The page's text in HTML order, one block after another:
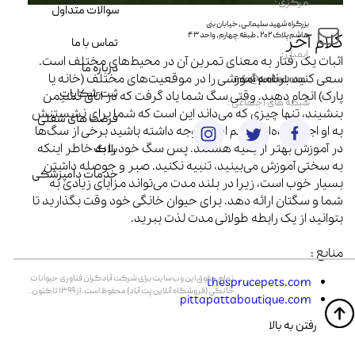
کلام آخر
اثبات یک رفتار به معنای تمرین آن در محیط‌های مختلف است.
سعی کنید برنامه آموزشی را در موقعیت‌های مختلف (خانه یا
پارک) انجام دهید. وقتی سگ شما یاد گرفت که در اتاق نشیمن
بنشیند، تنها چیزی که می‌داند این است که شما برای نشستنش
به او اجازه داده‌اید. مهم است توجه داشته باشید برخی از سگ‌ها
در آموزش بهتر از بقیه هستند. پس سگ خود را به خاطر اینکه
به سختی آموزش می‌بینید، تنبیه نکنید. صبر و حوصله داشتن
بسیار خوب است، زیرا در بلند مدت می‌تواند مزایای زیادی به
شما و سگتان ارائه دهد. برای حیوان خانگی خود وقت بگذارید تا
بتوانید از یک رابطه طولانی مدت لذت ببرید.
منابع :
thesprucepets.com
pittapattaboutique.com
​ایمیل :
مرکزی :
info@petabad.com
​​بزرگراه شهید سلیمانی، خیابان بنی
هاشم پلاک ۲۰۲ ، طبقه چهارم، واحد ۴۳
تمام حقوق اين وب‌سايت برای شرکت آبادگران فناوری حیوانات
خانگی (فروشگاه آنلاین پت آباد) محفوظ است. از ۱۳۹۹ تا کنون.
​​رفتن به بالا
سوالات متداول
تماس با ما
درباره ما
ثبت شکایات
فرصت های شغلی
​شبکه های اجتماعی :
بلاگ
خدمات دامپزشکی